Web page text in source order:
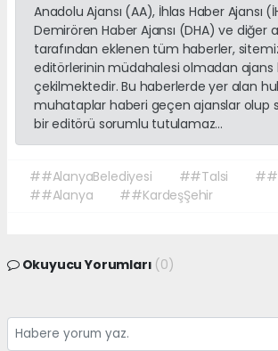
Anadolu Ajansı (AA), İhlas Haber Ajansı
Demirören Haber Ajansı (DHA) ve diğer
tarafından eklenen tüm haberler,
editörlerinin müdahalesi olmadan ajans
çekilmektedir. Bu haberlerde yer alan
muhataplar haberi geçen ajanslar olup
bir editörü sorumlu tutulamaz...
##AlanyaBelediyesi ##Talsi
##Alanya
##KardeşŞehir
Okuyucu Yorumları (0)